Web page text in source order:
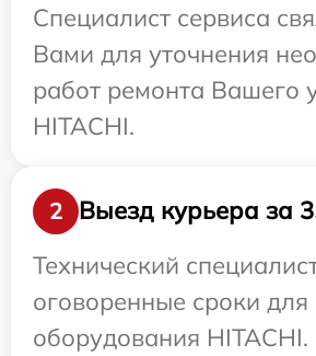
Специалист сервиса
Вами для уточнения
работ ремонта Вашего
HITACHI.
2
Выезд курьера за
Технический
оговоренные сроки для
оборудования HITACHI.